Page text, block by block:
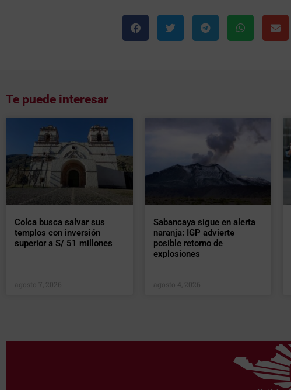
Te puede interesar
Colca busca salvar sus
templos con inversión
superior a S/ 51 millones
agosto 7, 2026
Sabancaya sigue en alerta
naranja: IGP advierte
posible retorno de
explosiones
agosto 4, 2026